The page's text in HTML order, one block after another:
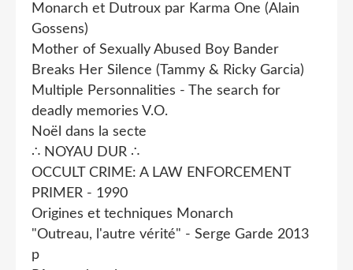
Monarch et Dutroux par Karma One (Alain
Gossens)
Mother of Sexually Abused Boy Bander
Breaks Her Silence (Tammy & Ricky Garcia)
Multiple Personnalities - The search for
deadly memories V.O.
Noël dans la secte
∴ NOYAU DUR ∴
OCCULT CRIME: A LAW ENFORCEMENT
PRIMER - 1990
Origines et techniques Monarch
"Outreau, l'autre vérité" - Serge Garde 2013
p